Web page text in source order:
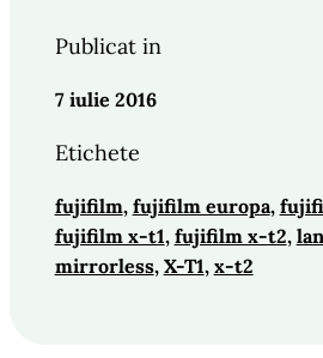
Publicat in
7 iulie 2016
Etichete
fujifilm, fujifilm europa,
fujifilm x-t1, fujifilm x-t2,
mirrorless, X-T1, x-t2